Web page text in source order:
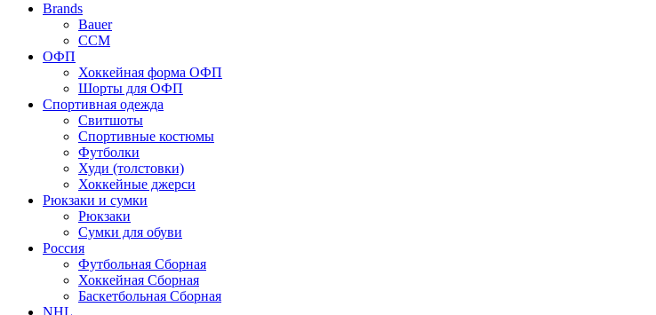
Brands
Bauer
CCM
ОФП
Хоккейная форма ОФП
Шорты для ОФП
Спортивная одежда
Свитшоты
Спортивные костюмы
Футболки
Худи (толстовки)
Хоккейные джерси
Рюкзаки и сумки
Рюкзаки
Сумки для обуви
Россия
Футбольная Сборная
Хоккейная Сборная
Баскетбольная Сборная
NHL